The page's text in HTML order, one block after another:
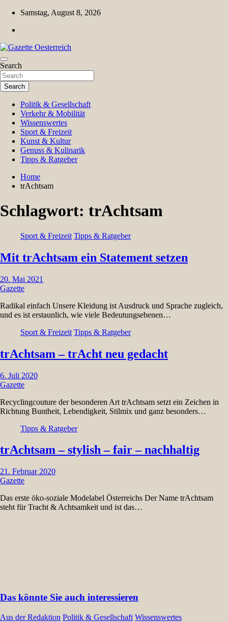
Skip
content
Samstag, August 8, 2026
Gazette Oesterreich
Magazin für Freizeit, Politik, Kultur & Wissenschaft
Search
Search
Politik & Gesellschaft
Verkehr & Mobilität
Wissenswertes
Sport & Freizeit
Kunst & Kultur
Genuss & Kulinarik
Tipps & Ratgeber
Home
trAchtsam
Schlagwort: trAchtsam
Sport & Freizeit Tipps & Ratgeber
Mit trAchtsam ein Statement setzen
20. Mai 2021
Gazette
Radikal einfach Unsere Kleidung ist Ausdruck und Sprache zugleich,
und es ist erstaunlich, wie viele Bedeutungsebenen…
Sport & Freizeit Tipps & Ratgeber
trAchtsam – trAcht neu gedacht
6. Juli 2020
Gazette
Recyclingcouture der besonderen Art trAchtsam setzt ein Zeichen in
Richtung Buntheit, Lebendigkeit, Stilmix und ganz besonders…
Tipps & Ratgeber
trAchtsam – stylish – fair – nachhaltig
21. Februar 2020
Gazette
Das erste öko-soziale Modelabel Österreichs Der Name trAchtsam
steht für Tracht & Achtsamkeit und ist das…
Das könnte Sie auch interessieren
Aus der Redaktion Politik & Gesellschaft Wissenswertes